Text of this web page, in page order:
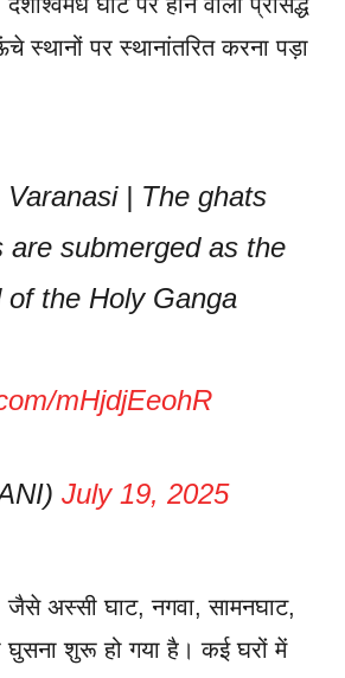
स्थानों पर स्थानांतरित करना पड़ा
| The ghats
are submerged as the
of the Holy Ganga
mHjdjEeohR
July 19, 2025
जैसे अस्सी घाट, नगवा, सामनघाट,
घुसना शुरू हो गया है। कई घरों में